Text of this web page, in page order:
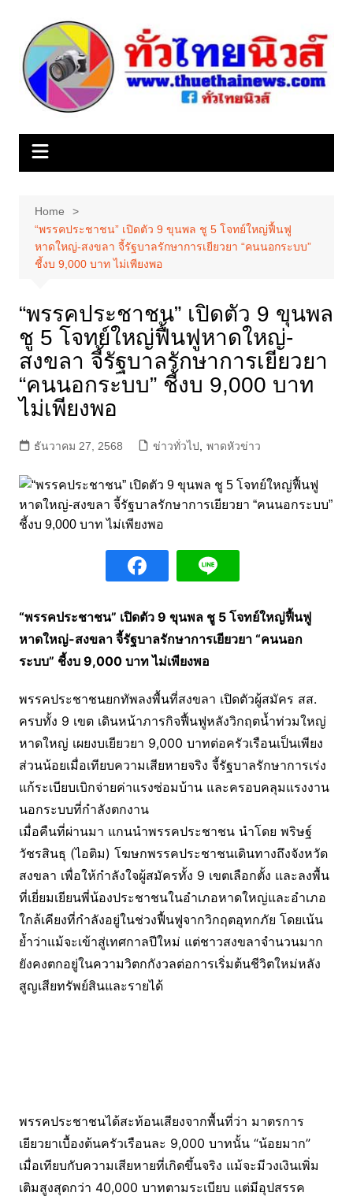
content
Home
“พรรคประชาชน” เปิดตัว 9 ขุนพล ชู 5 โจทย์ใหญ่ฟื้นฟู
หาดใหญ่-สงขลา จี้รัฐบาลรักษาการเยียวยา “คนนอกระบบ”
ชี้งบ 9,000 บาท ไม่เพียงพอ
“พรรคประชาชน” เปิดตัว 9 ขุนพล
ชู 5 โจทย์ใหญ่ฟื้นฟูหาดใหญ่-
สงขลา จี้รัฐบาลรักษาการเยียวยา
“คนนอกระบบ” ชี้งบ 9,000 บาท
ไม่เพียงพอ
ธันวาคม 27, 2568 ข่าวทั่วไป พาดหัวข่าว
“พรรคประชาชน” เปิดตัว 9 ขุนพล ชู 5 โจทย์ใหญ่ฟื้นฟู
หาดใหญ่-สงขลา จี้รัฐบาลรักษาการเยียวยา “คนนอก
ระบบ” ชี้งบ 9,000 บาท ไม่เพียงพอ
พรรคประชาชนยกทัพลงพื้นที่สงขลา เปิดตัวผู้สมัคร สส.
ครบทั้ง 9 เขต เดินหน้าภารกิจฟื้นฟูหลังวิกฤตน้ำท่วมใหญ่
หาดใหญ่ เผยงบเยียวยา 9,000 บาทต่อครัวเรือนเป็นเพียง
ส่วนน้อยเมื่อเทียบความเสียหายจริง จี้รัฐบาลรักษาการเร่ง
แก้ระเบียบเบิกจ่ายค่าแรงซ่อมบ้าน และครอบคลุมแรงงาน
นอกระบบที่กำลังตกงาน
เมื่อคืนที่ผ่านมา แกนนำพรรคประชาชน นำโดย พริษฐ์
วัชรสินธุ (ไอติม) โฆษกพรรคประชาชนเดินทางถึงจังหวัด
สงขลา เพื่อให้กำลังใจผู้สมัครทั้ง 9 เขตเลือกตั้ง และลงพื้น
ที่เยี่ยมเยียนพี่น้องประชาชนในอำเภอหาดใหญ่และอำเภอ
ใกล้เคียงที่กำลังอยู่ในช่วงฟื้นฟูจากวิกฤตอุทกภัย โดยเน้น
ย้ำว่าแม้จะเข้าสู่เทศกาลปีใหม่ แต่ชาวสงขลาจำนวนมาก
ยังคงตกอยู่ในความวิตกกังวลต่อการเริ่มต้นชีวิตใหม่หลัง
สูญเสียทรัพย์สินและรายได้
พรรคประชาชนได้สะท้อนเสียงจากพื้นที่ว่า มาตรการ
เยียวยาเบื้องต้นครัวเรือนละ 9,000 บาทนั้น “น้อยมาก”
เมื่อเทียบกับความเสียหายที่เกิดขึ้นจริง แม้จะมีวงเงินเพิ่ม
เติมสูงสุดกว่า 40,000 บาทตามระเบียบ แต่มีอุปสรรค